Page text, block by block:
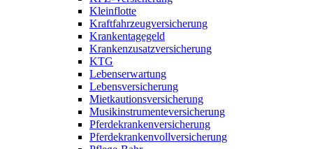
Kleinflotte
Kraftfahrzeugversicherung
Krankentagegeld
Krankenzusatzversicherung
KTG
Lebenserwartung
Lebensversicherung
Mietkautionsversicherung
Musikinstrumenteversicherung
Pferdekrankenversicherung
Pferdekrankenvollversicherung